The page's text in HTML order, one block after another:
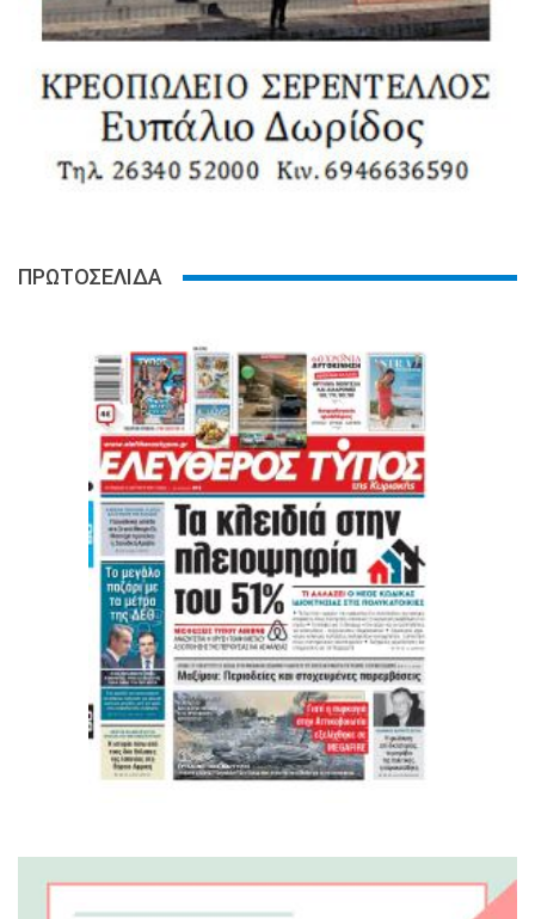
ΠΡΩΤΟΣΕΛΙΔΑ